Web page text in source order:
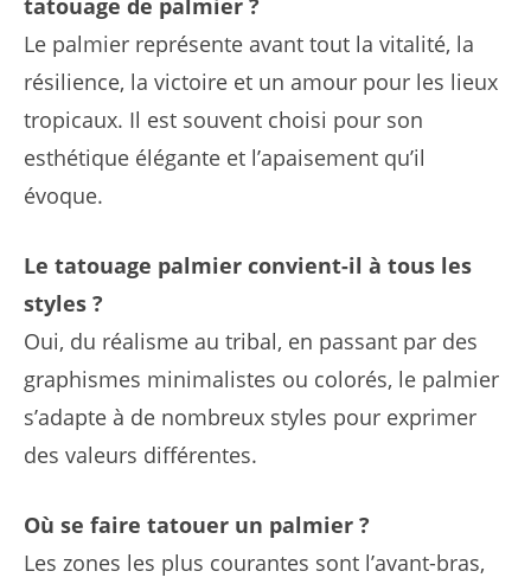
tatouage de palmier ?
Le palmier représente avant tout la vitalité, la
résilience, la victoire et un amour pour les lieux
tropicaux. Il est souvent choisi pour son
esthétique élégante et l’apaisement qu’il
évoque.
Le tatouage palmier convient-il à tous les
styles ?
Oui, du réalisme au tribal, en passant par des
graphismes minimalistes ou colorés, le palmier
s’adapte à de nombreux styles pour exprimer
des valeurs différentes.
Où se faire tatouer un palmier ?
Les zones les plus courantes sont l’avant-bras,